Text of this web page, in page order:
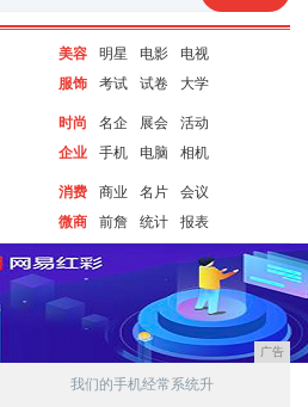
美容 明星 电影
电视
服饰
考试 试卷 大学
时尚 名企 展会
活动
企业
手机 电脑 相机
消费 商业 名片
会议
微商
前詹 统计 报表
广告
我们的手机经常系统升